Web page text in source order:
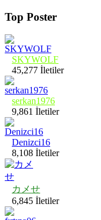
Top Poster
SKYWOLF
45,277 İletiler
serkan1976
9,861 İletiler
Denizci16
8,108 İletiler
カメせ
6,845 İletiler